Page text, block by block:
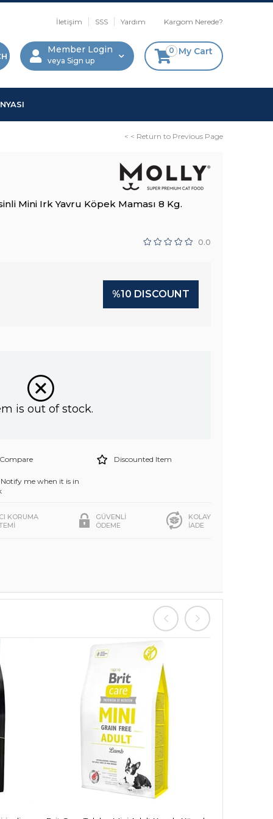
İletişim SSS Yardım Kargom Nerede?
My Cart
0
Member Login
Sign up
< < Return to Previous Page
Mini Irk Yavru Köpek Maması 8 Kg.
0.0
%10 DISCOUNT
is out of stock.
Compare Discounted Item
Notify me when it is in
KORUMA
GÜVENLİ
ÖDEME
KOLAY
İADE